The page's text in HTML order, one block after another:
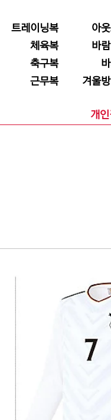
트레이닝복 아
체육복 바
축구복
근무복 겨울
개인